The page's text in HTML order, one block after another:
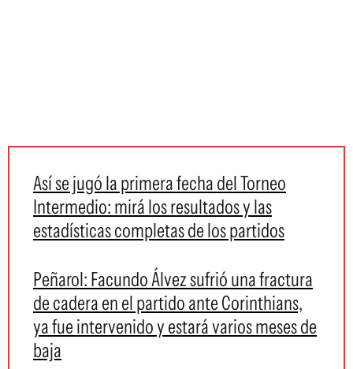
Así se jugó la primera fecha del Torneo
Intermedio: mirá los resultados y las
estadísticas completas de los partidos
Peñarol: Facundo Álvez sufrió una fractura
de cadera en el partido ante Corinthians,
ya fue intervenido y estará varios meses de
baja